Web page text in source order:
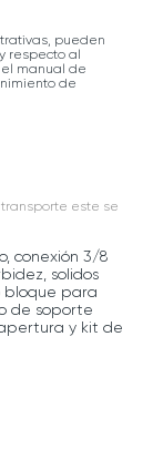
pueden
respecto al
manual de
de
transporte este se
conexión 3/8
solidos
bloque para
de soporte
y kit de